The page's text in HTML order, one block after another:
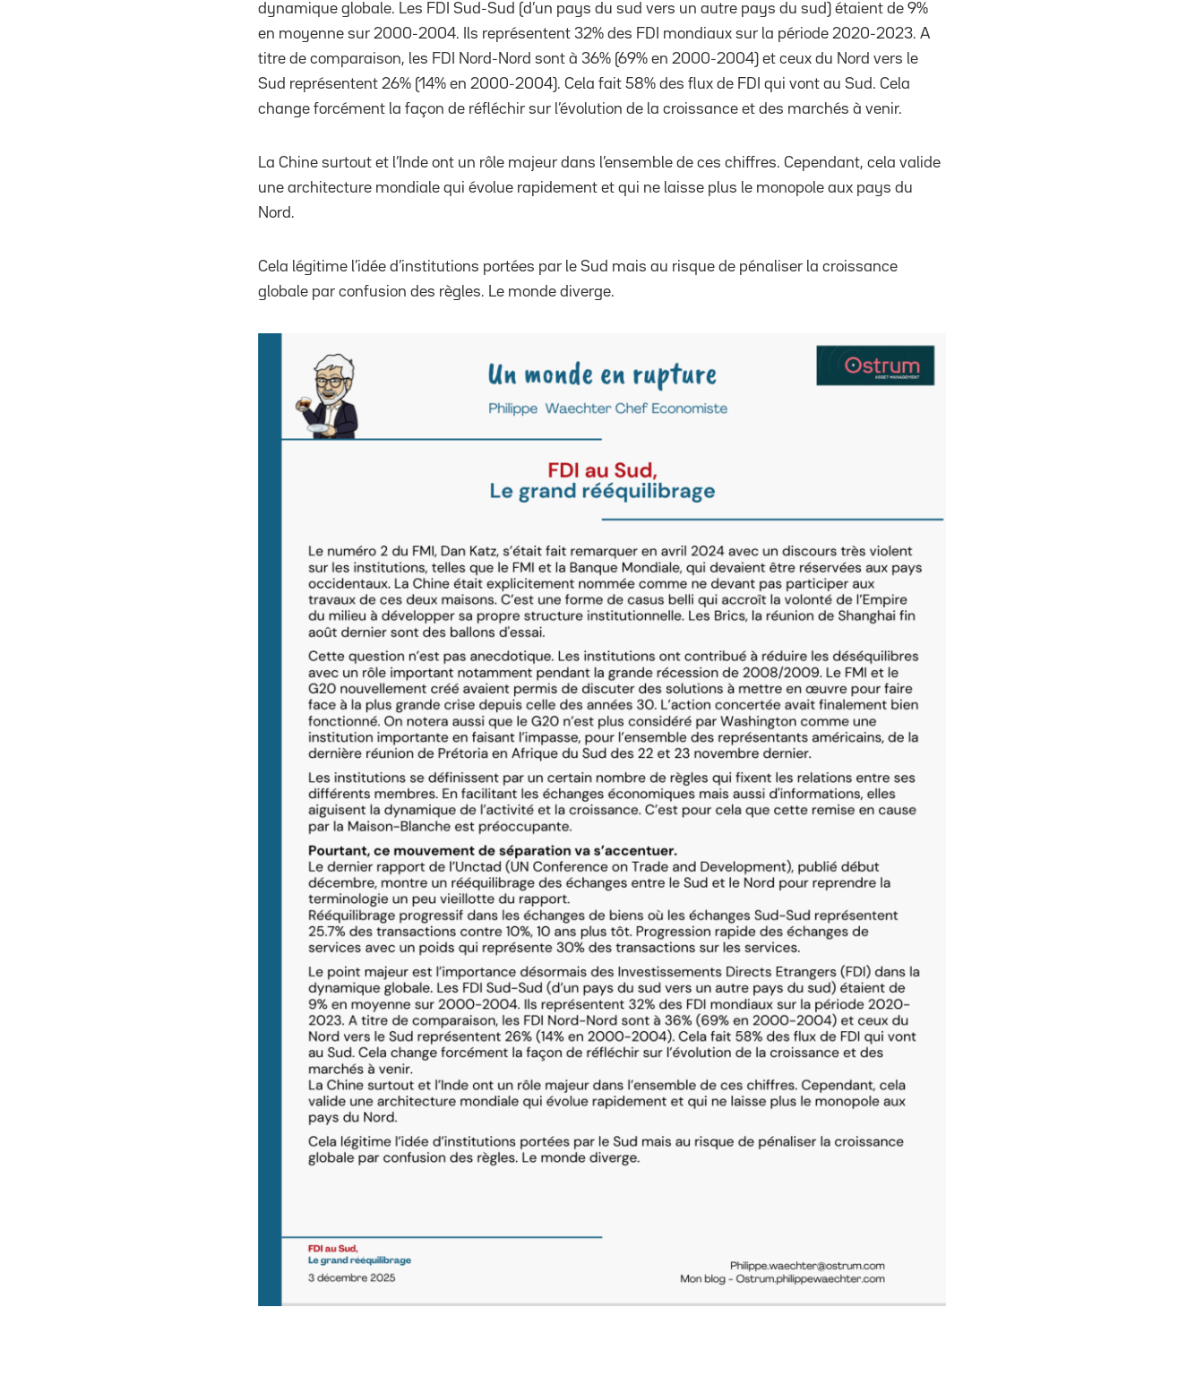
dynamique globale. Les FDI Sud-Sud (d’un pays du sud vers un autre pays du sud) étaient de 9%
en moyenne sur 2000-2004. Ils représentent 32% des FDI mondiaux sur la période 2020-2023. A
titre de comparaison, les FDI Nord-Nord sont à 36% (69% en 2000-2004) et ceux du Nord vers le
Sud représentent 26% (14% en 2000-2004). Cela fait 58% des flux de FDI qui vont au Sud. Cela
change forcément la façon de réfléchir sur l’évolution de la croissance et des marchés à venir.
La Chine surtout et l’Inde ont un rôle majeur dans l’ensemble de ces chiffres. Cependant, cela valide
une architecture mondiale qui évolue rapidement et qui ne laisse plus le monopole aux pays du
Nord.
Cela légitime l’idée d’institutions portées par le Sud mais au risque de pénaliser la croissance
globale par confusion des règles. Le monde diverge.